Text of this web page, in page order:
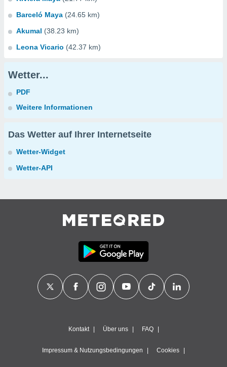
Barceló Maya (24.65 km)
Akumal (38.23 km)
Leona Vicario (42.37 km)
Wetter...
PDF
Weitere Informationen
Das Wetter auf Ihrer Internetseite
Wetter-Widget
Wetter-API
Kontakt Über uns FAQ
Impressum & Nutzungsbedingungen Cookies